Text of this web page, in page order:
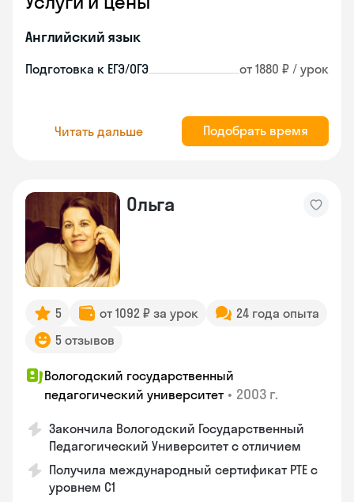
Английский язык
Подготовка к ЕГЭ/ОГЭ от 1880 ₽ / урок
Читать дальше Подобрать время
Ольга
5 от 1092 ₽ за урок
24 года опыта
5 отзывов
Вологодский государственный
педагогический университет • 2003 г.
Закончила Вологодский Государственный
Педагогический Университет с отличием
Получила международный сертификат PTE с
уровнем C1